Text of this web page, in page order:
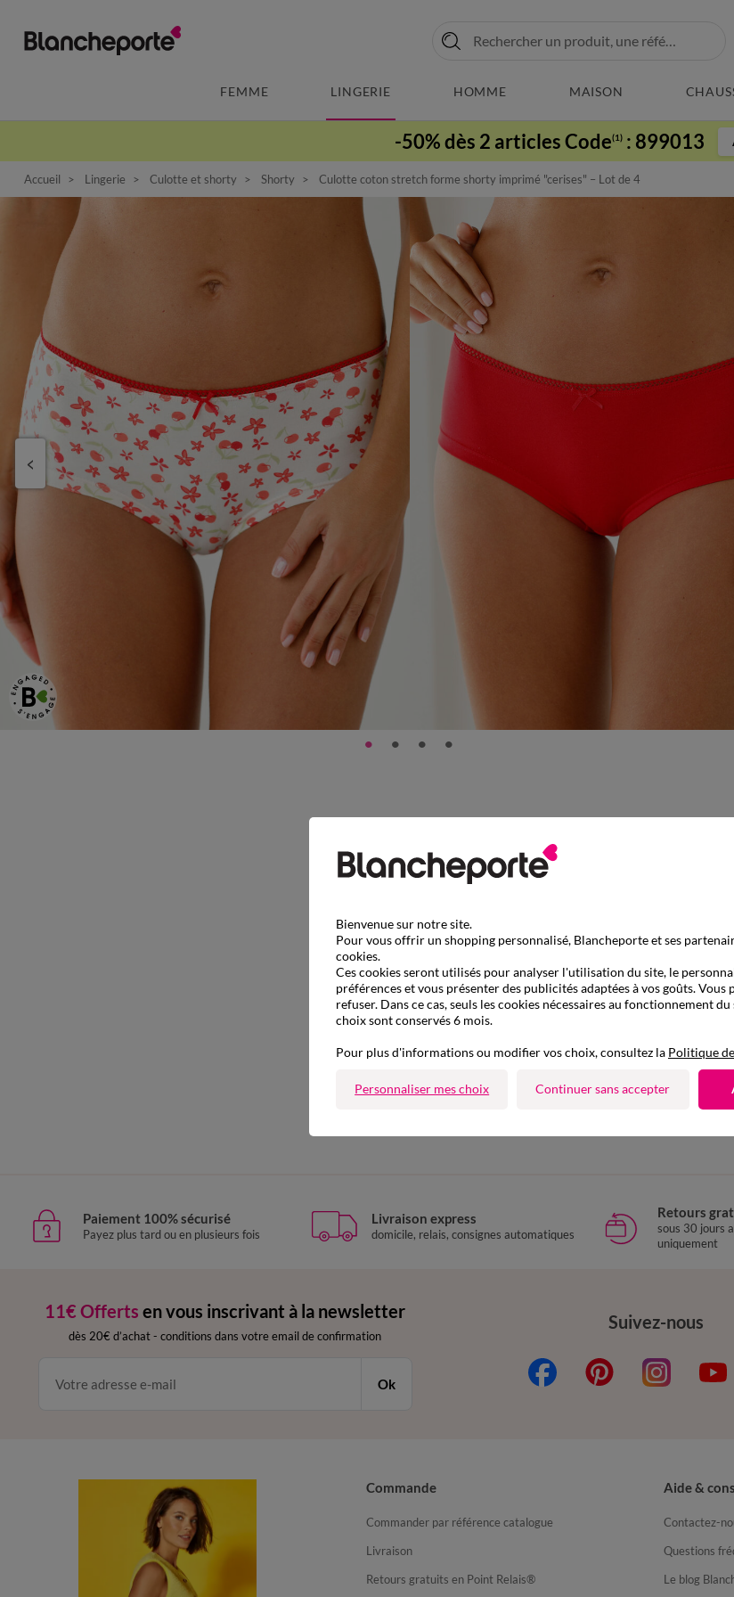
FEMME LINGERIE HOMME MAISON
-50% dès 2 articles Code(1) : 899013
Accueil Lingerie Culotte et shorty Shorty Culotte coton stretch forme shorty imprimé "cerises" – Lot de 4
D'autres idées de Shorty
Paiement 100% sécurisé
Payez plus tard ou en plusieurs fois
Livraison express
domicile, relais, consignes automatiques
Retours
sous 30 jours
uniquement
11€ Offerts en vous inscrivant à la newsletter
dès 20€ d’achat - conditions dans votre email de confirmation
Ok
Suivez-nous
Commande
Commander par référence catalogue
Livraison
Retours gratuits en Point Relais®
Aide &
Contactez-
Questions
Le blog
Bienvenue sur notre site.
Pour vous offrir un shopping personnalisé, Blancheporte et ses
cookies.
Ces cookies seront utilisés pour analyser l'utilisation du site, le
préférences et vous présenter des publicités adaptées à vos goûts. Vous
refuser. Dans ce cas, seuls les cookies nécessaires au fonctionnement
choix sont conservés 6 mois.
Pour plus d'informations ou modifier vos choix, consultez la Politique
Personnaliser mes choix Continuer sans accepter